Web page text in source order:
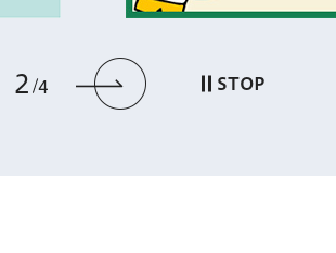
前のスライドを表示
2 4 次のスライド
STOP